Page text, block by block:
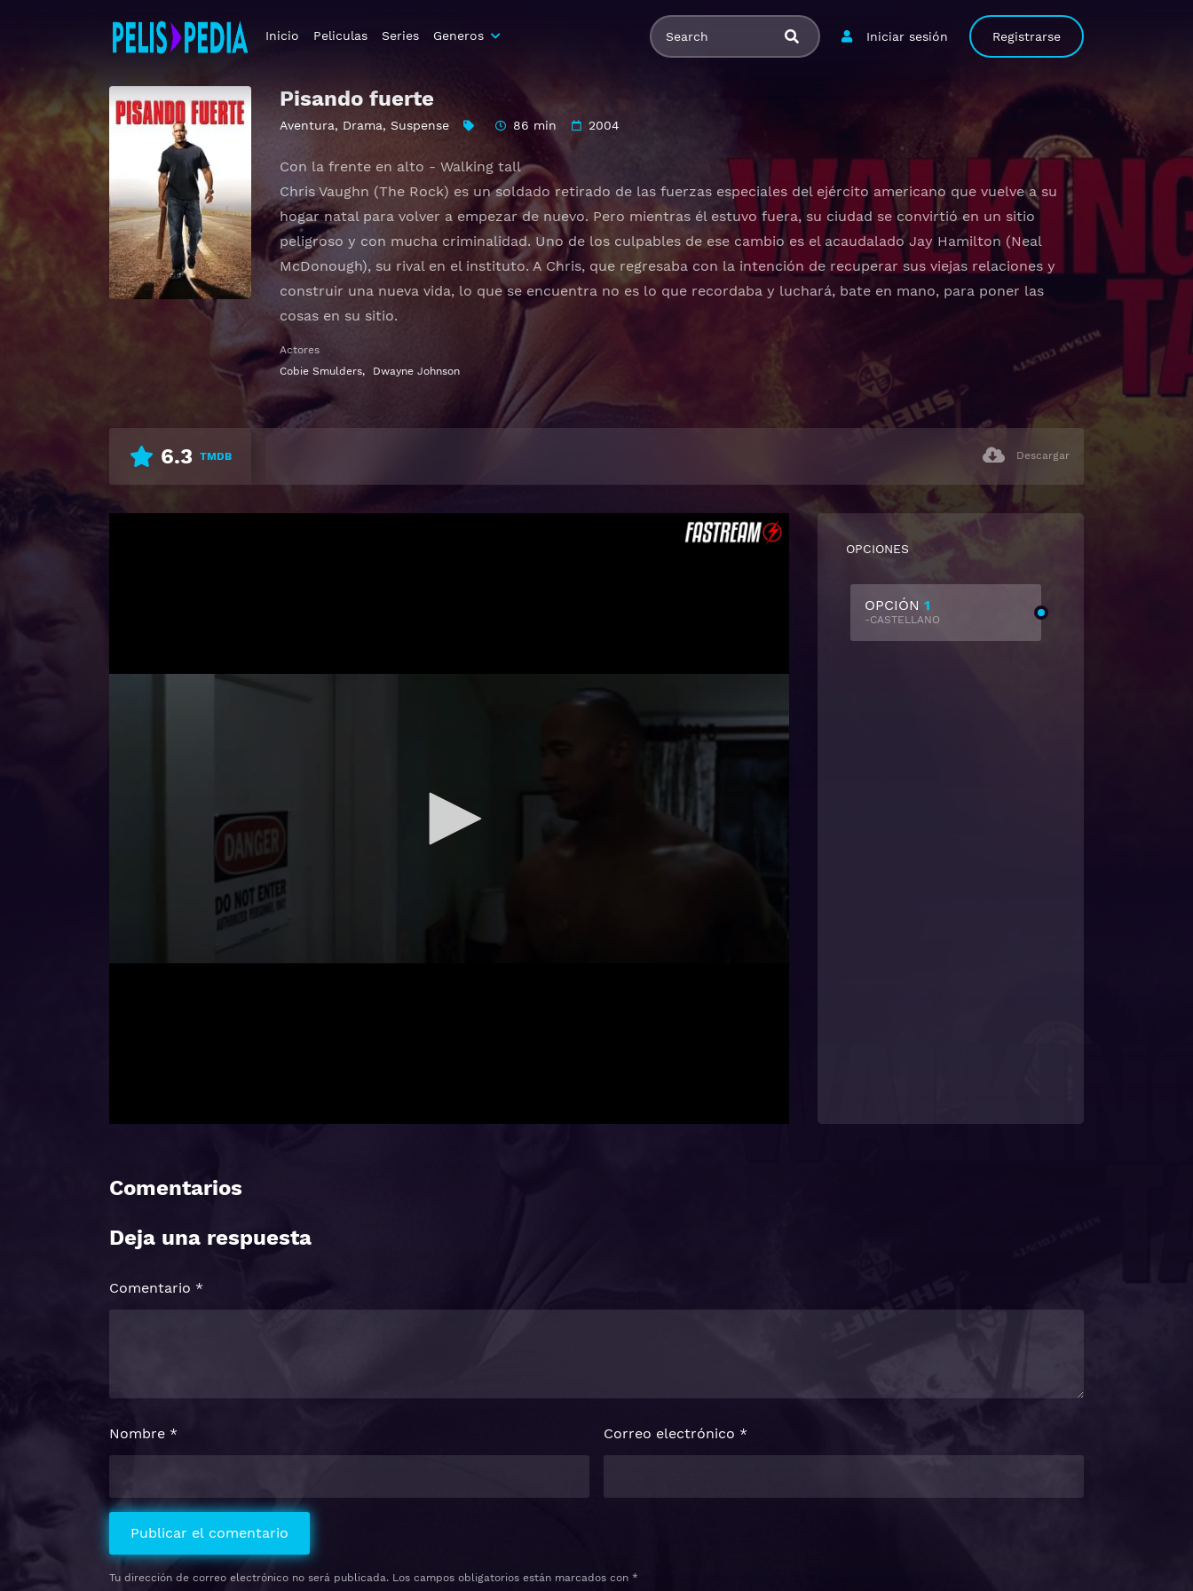
Iniciar sesión Registrarse
Inicio Peliculas Series Generos
Pisando fuerte
Aventura, Drama, Suspense 86 min 2004
Con la frente en alto - Walking tall
Chris Vaughn (The Rock) es un soldado retirado de las fuerzas especiales del ejército americano que vuelve a su
hogar natal para volver a empezar de nuevo. Pero mientras él estuvo fuera, su ciudad se convirtió en un sitio
peligroso y con mucha criminalidad. Uno de los culpables de ese cambio es el acaudalado Jay Hamilton (Neal
McDonough), su rival en el instituto. A Chris, que regresaba con la intención de recuperar sus viejas relaciones y
construir una nueva vida, lo que se encuentra no es lo que recordaba y luchará, bate en mano, para poner las
cosas en su sitio.
Actores
Cobie Smulders, Dwayne Johnson
6.3 TMDB Descargar
OPCIONES
OPCIÓN 1
-CASTELLANO
Comentarios
Deja una respuesta
Tu dirección de correo electrónico no será publicada. Los campos obligatorios están marcados con *
Comentario *
Nombre * Correo electrónico *